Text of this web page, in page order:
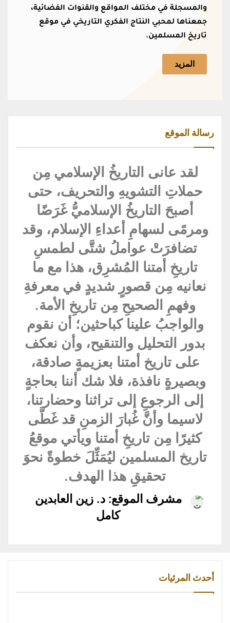
والمسجلة في مختلف المواقع والقنوات الفضائية،
جمعناها لمحبي النتاج الفكري التاريخي في موقع
تاريخ المسلمين.
المزيد
رسالة الموقع
لقد عانى التاريخُ الإسلامي مِن
حملاتِ التشويهِ والتحريف، حتى
أصبحَ التاريخُ الإسلاميُّ غَرَضًا
ومرمًى لسهامِ أعداءِ الإسلام، وقد
تضافرَتْ عواملُ شتَّى لطمسِ
تاريخِ أمتنا المُشرِق، هذا مع ما
نعانيه مِن قصورٍ شديدٍ في معرفةِ
وفهمِ الصحيحِ مِن تاريخِ الأمة.
والواجبُ علينا كباحثين؛ أن نقوم
بدور التحليل والتنقيح، وأن نعكف
على تاريخ أمتنا بعزيمةٍ صادقة،
وبصيرةٍ نافذة، فلا شك أننا بحاجةٍ
إلى الرجوعِ إلى تراثنا وحضارتنا،
لاسيما وأنَّ غُبارَ الزمنِ قد غَطَّى
كثيرًا مِن تاريخِ أمتنا ويأتي موقعُ
تاريخ المسلمين ليُمَثِّلَ خطوةً نحوَ
تحقيقِِ هذا الهدف.
مشرف الموقع: د. زين العابدين
كامل
أحدث المرئيات